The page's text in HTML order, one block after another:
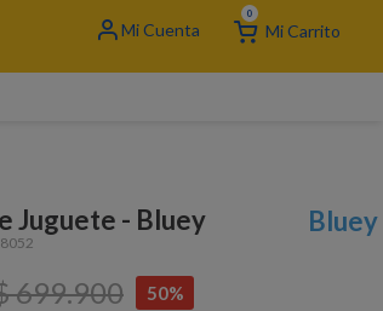
0
Juguete - Bluey Bluey
699.900 50%